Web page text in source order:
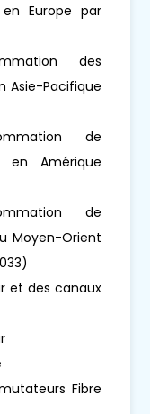
Europe par
des
Asie-Pacifique
de
en Amérique
de
Moyen-Orient
et des canaux
Fibre